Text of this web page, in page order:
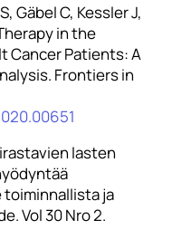
Gäbel C, Kessler J,
in the
Cancer Patients: A
Frontiers in
lasten
toiminnallista ja
Vol 30 Nro 2.